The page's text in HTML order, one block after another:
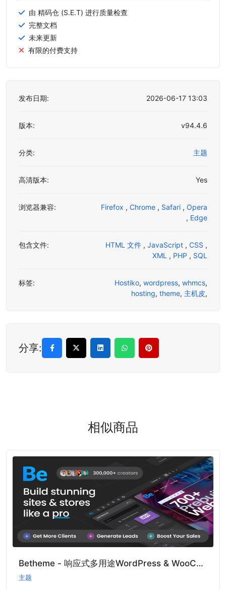
由 精码仓 (S.E.T) 进行质量检查
完整文档
未来更新
有限的付费支持
发布日期: 2026-06-17 13:03
版本: v94.4.6
分类: 主题
高清版本: Yes
浏览器兼容: Firefox , Chrome , Safari , Opera
, Edge
包含文件: HTML 文件 , JavaScript , CSS ,
XML , PHP , SQL
标签: Hostiko, wordpress, whmcs,
hosting, theme, 主机皮,
分享:
相似商品
Betheme - 响应式多用途WordPress & WooCommerce主题
主题